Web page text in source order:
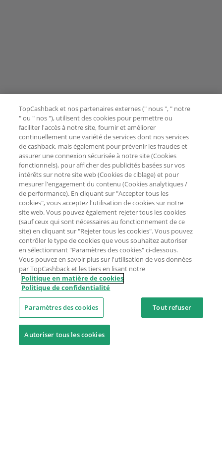
TopCashback et nos partenaires externes (" nous ", " notre
" ou " nos "), utilisent des cookies pour permettre ou
faciliter l'accès à notre site, fournir et améliorer
continuellement une variété de services dont nos services
de cashback, mais également pour prévenir les fraudes et
assurer une connexion sécurisée à notre site (Cookies
fonctionnels), pour afficher des publicités basées sur vos
intérêts sur notre site web (Cookies de ciblage) et pour
mesurer l'engagement du contenu (Cookies analytiques /
de performance). En cliquant sur "Accepter tous les
cookies", vous acceptez l'utilisation de cookies sur notre
site web. Vous pouvez également rejeter tous les cookies
(sauf ceux qui sont nécessaires au fonctionnement de ce
site) en cliquant sur "Rejeter tous les cookies". Vous pouvez
contrôler le type de cookies que vous souhaitez autoriser
en sélectionnant "Paramètres des cookies" ci-dessous.
Vous pouvez en savoir plus sur l'utilisation de vos données
par TopCashback et les tiers en lisant notre
Politique en matière de cookies
Politique de confidentialité
Paramètres des cookies Tout refuser
Autoriser tous les cookies